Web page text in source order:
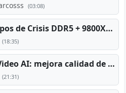
(03:08)
PC TOP en tiempos de Crisis DDR5 + 9800X3D + RTX 5080 [2026][2400€]
(18:35)
PC para Topaz Video AI: mejora calidad de vídeos viejos
(21:31)